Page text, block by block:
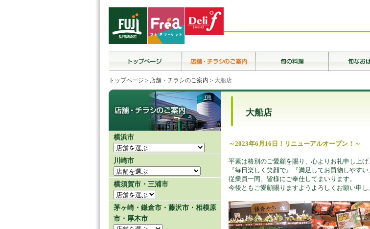
トップページ ＞ 店舗・チラシのご案内 ＞大船店
大船店
～2023年6月16日！リニューアルオープン！～
平素は格別のご愛顧を賜り、心よりお礼申し上げ
『毎日楽しく笑顔で』『満足してお買物しやす
従業員一同、皆様にご奉仕してまいります。
今後ともご愛顧賜りますようよろしくお願い申し
横浜市
川崎市
横須賀市・三浦市
茅ヶ崎・鎌倉市・藤沢市・相模原
市・厚木市